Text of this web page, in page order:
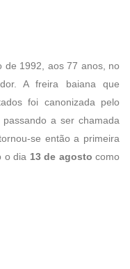
de 1992, aos 77 anos, no
A freira baiana que
foi canonizada pelo
a ser chamada
se então a primeira
o dia 13 de agosto como